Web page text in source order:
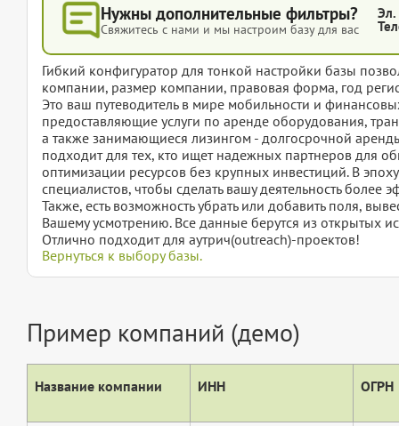
Нужны дополнительные фильтры?
Свяжитесь с нами и мы настроим базу для вас
Эл.
Гибкий конфигуратор для тонкой настройки базы
компании, размер компании, правовая форма, год
Это ваш путеводитель в мире мобильности и
предоставляющие услуги по аренде оборудования,
а также занимающиеся лизингом - долгосрочной
подходит для тех, кто ищет надежных партнеров для
оптимизации ресурсов без крупных инвестиций. В
специалистов, чтобы сделать вашу деятельность более
Также, есть возможность убрать или добавить поля,
Вашему усмотрению. Все данные берутся из открытых
Отлично подходит для аутрич(outreach)-проектов!
Вернуться к выбору базы.
Пример компаний (демо)
Название компании ИНН ОГРН